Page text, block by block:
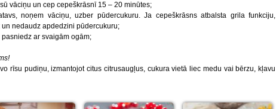
vāciņu un cep cepeškrāsnī 15 – 20 minūtes;
noņem vāciņu, uzber pūdercukuru. Ja cepeškrāsns atbalsta grila funkciju,
un nedaudz apdedzini pūdercukuru;
pasniedz ar svaigām ogām;
rīsu pudiņu, izmantojot citus citrusaugļus, cukura vietā liec medu vai bērzu, kļavu